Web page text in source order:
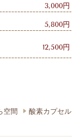
3,000円
5,800円
12,500円
空間 酸素カプセル